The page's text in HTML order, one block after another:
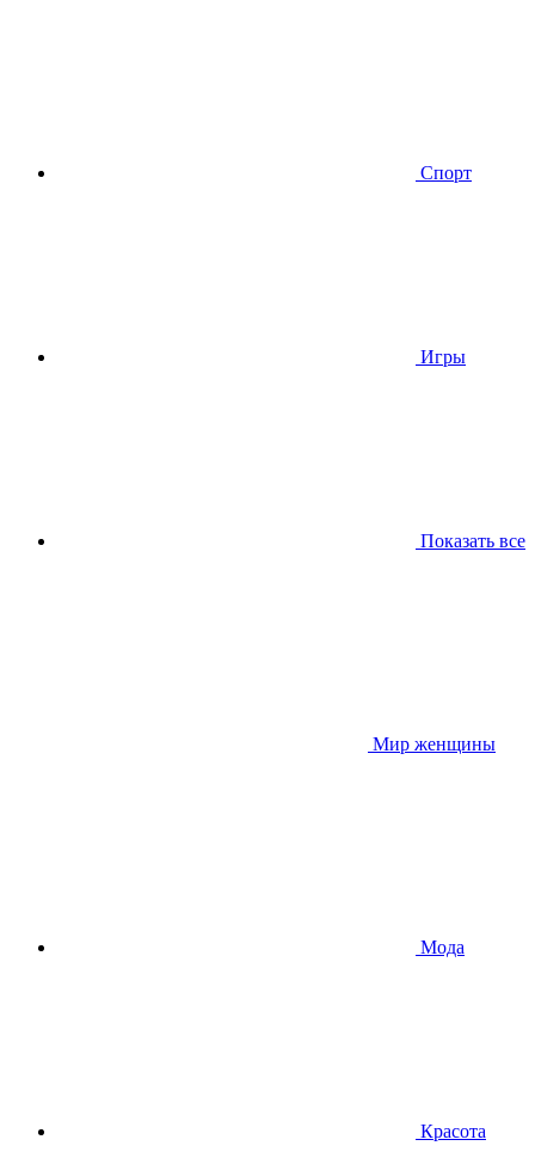
Спорт
Игры
Показать все
Мир женщины
Мода
Красота